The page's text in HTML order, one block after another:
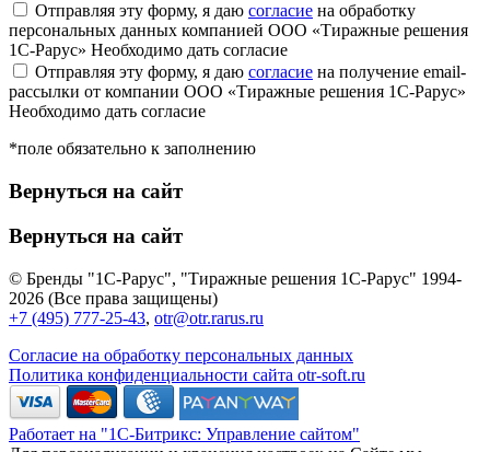
Отправляя эту форму, я даю согласие на обработку
персональных данных компанией ООО «Тиражные решения
1С-Рарус» Необходимо дать согласие
Отправляя эту форму, я даю согласие на получение email-
рассылки от компании ООО «Тиражные решения 1С-Рарус»
Необходимо дать согласие
*поле обязательно к заполнению
Вернуться на сайт
Вернуться на сайт
© Бренды "1С-Рарус", "Тиражные решения 1С-Рарус" 1994-
2026 (Все права защищены)
+7 (495) 777-25-43, otr@otr.rarus.ru
Согласие на обработку персональных данных
Политика конфиденциальности сайта otr-soft.ru
Работает на "1С-Битрикс: Управление сайтом"